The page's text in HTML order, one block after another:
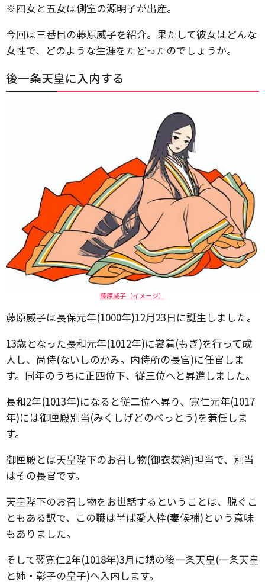
※四女と五女は側室の源明子が出産。
今回は三番目の藤原威子を紹介。果たして彼女はどんな
女性で、どのような生涯をたどったのでしょうか。
後一条天皇に入内する
藤原威子（イメージ）
藤原威子は長保元年(1000年)12月23日に誕生しました。
13歳となった長和元年(1012年)に裳着(もぎ)を行って成
人し、尚侍(ないしのかみ。内侍所の長官)に任官しま
す。同年のうちに正四位下、従三位へと昇進しました。
長和2年(1013年)になると従二位へ昇り、寛仁元年(1017
年)には御匣殿別当(みくしげどのべっとう)を兼任しま
す。
御匣殿とは天皇陛下のお召し物(御衣装箱)担当で、別当
はその長官です。
天皇陛下のお召し物をお世話するということは、脱ぐこ
ともある訳で、この職は半ば愛人枠(妻候補)という意味
もありました。
そして翌寛仁2年(1018年)3月に甥の後一条天皇(一条天皇
と姉・彰子の皇子)へ入内します。